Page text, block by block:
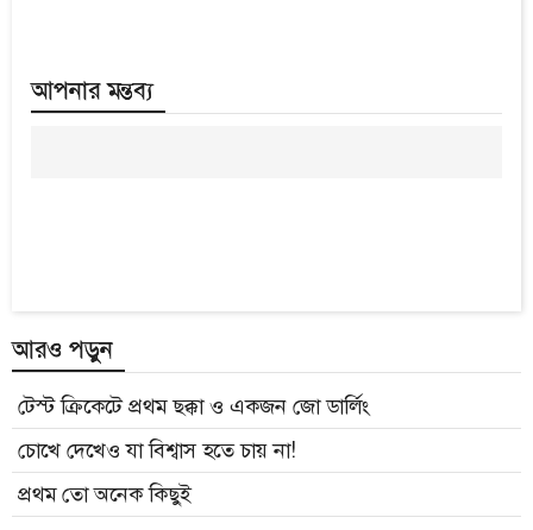
আপনার মন্তব্য
আরও পড়ুন
টেস্ট ক্রিকেটে প্রথম ছক্কা ও একজন জো ডার্লিং
চোখে দেখেও যা বিশ্বাস হতে চায় না!
প্রথম তো অনেক কিছুই